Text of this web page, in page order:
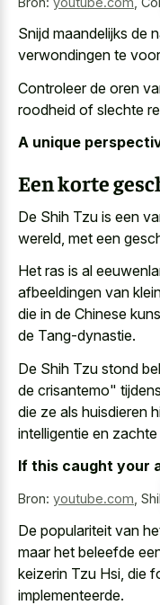
Snijd maandelijks de
verwondingen te
Controleer de oren
roodheid of slechte
A unique
Een korte
De Shih Tzu is een
wereld, met een
Het ras is al
afbeeldingen van
die in de Chinese
de Tang-dynastie.
De Shih Tzu stond
de crisantemo"
die ze als huisdieren
intelligentie en zachte
If this caught your
Bron: youtube.com
De populariteit van
maar het beleefde
keizerin Tzu Hsi, die
implementeerde.